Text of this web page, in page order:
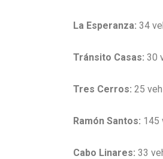
La Esperanza: 34
Tránsito Casas: 30
Tres Cerros: 25
Ramón Santos: 145
Cabo Linares: 33